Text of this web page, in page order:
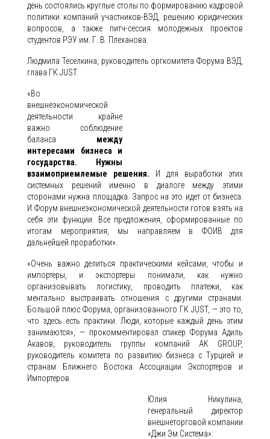
день состоялись круглые столы по формированию кадровой
политики компаний участников-ВЭД, решению юридических
вопросов, а также питч-сессия молодежных проектов
студентов РЭУ им. Г. В. Плеханова.
Людмила Теселкина, руководитель оргкомитета Форума ВЭД,
глава ГК JUST.
«Во
внешнеэкономической
деятельности крайне
важно соблюдение
баланса между
интересами бизнеса и
государства. Нужны
взаимоприемлемые решения. И для выработки этих
системных решений именно в диалоге между этими
сторонами нужна площадка. Запрос на это идет от бизнеса.
И Форум внешнеэкономической деятельности готов взять на
себя эти функции. Все предложения, сформированные по
итогам мероприятия, мы направляем в ФОИВ для
дальнейшей проработки».
«Очень важно делиться практическими кейсами, чтобы и
импортеры, и экспортеры понимали, как нужно
организовывать логистику, проводить платежи, как
ментально выстраивать отношения с другими странами.
Большой плюс Форума, организованного ГК JUST, — это то,
что здесь есть практики. Люди, которые каждый день этим
занимаются», — прокомментировал спикер Форума Адиль
Акавов, руководитель группы компаний AK GROUP,
руководитель комитета по развитию бизнеса с Турцией и
странам Ближнего Востока Ассоциации Экспортеров и
Импортеров.
Юлия Никулина,
генеральный директор
внешнеторговой компании
«Джи Эм Система»: